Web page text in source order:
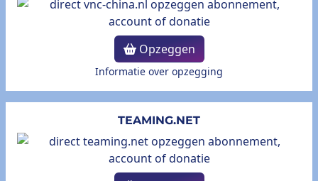
Opzeggen
Informatie over opzegging
TEAMING.NET